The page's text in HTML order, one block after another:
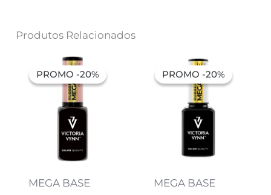
Produtos Relacionados
PROMO -20%
PROMO -20%
MEGA BASE
preço
original
O
preço
atual
6,37 €.
PROMO -20%
PROMO -20%
MEGA BASE
preço
original
O
preço
atual
10,41 €.